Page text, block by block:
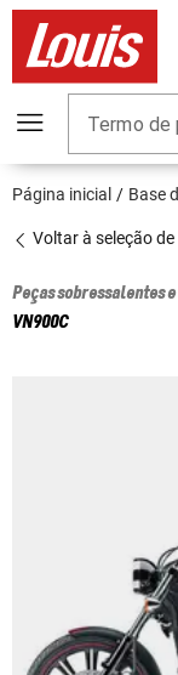
Termo de
Página inicial Base
Voltar à seleção
Peças sobressalentes
VN900C